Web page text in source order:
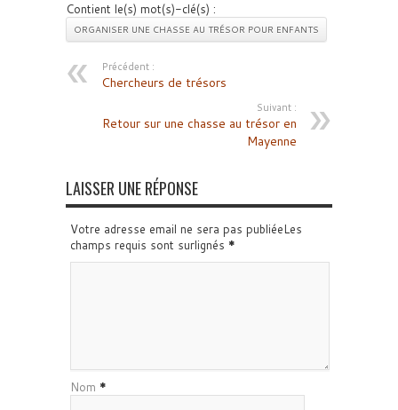
Contient le(s) mot(s)-clé(s) :
ORGANISER UNE CHASSE AU TRÉSOR POUR ENFANTS
Précédent :
Chercheurs de trésors
Suivant :
Retour sur une chasse au trésor en
Mayenne
LAISSER UNE RÉPONSE
Votre adresse email ne sera pas publiéeLes
champs requis sont surlignés *
Nom *